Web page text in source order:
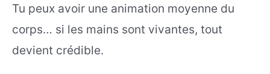
Tu peux avoir une animation moyenne du
corps… si les mains sont vivantes, tout
devient crédible.